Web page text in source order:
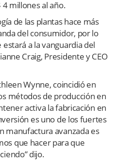
millones al año.
de las plantas hace más
del consumidor, por lo
a la vanguardia del
Craig, Presidente y CEO
Wynne, coincidió en
métodos de producción en
activa la fabricación en
es uno de los fuertes
manufactura avanzada es
que hacer para que
dijo.